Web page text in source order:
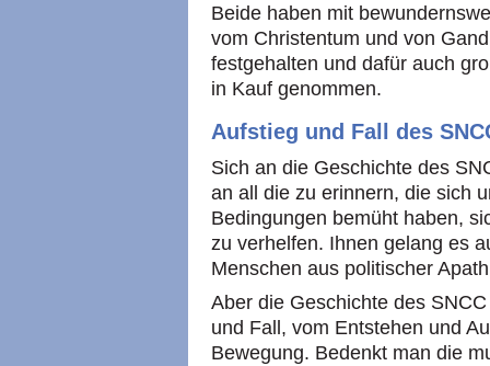
Beide haben mit
vom Christentum und von
festgehalten und dafür auch
in Kauf genommen.
Aufstieg und Fall des
Sich an die Geschichte des
an all die zu erinnern, die sich
Bedingungen bemüht haben,
zu verhelfen. Ihnen gelang es
Menschen aus politischer
Aber die Geschichte des
und Fall, vom Entstehen und
Bewegung. Bedenkt man die